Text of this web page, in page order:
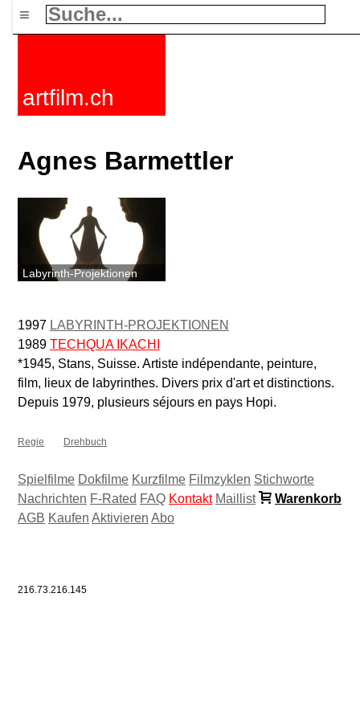
≡
artfilm.ch
Agnes Barmettler
Labyrinth-Projektionen
1997 LABYRINTH-PROJEKTIONEN
1989 TECHQUA IKACHI
*1945, Stans, Suisse. Artiste indépendante, peinture,
film, lieux de labyrinthes. Divers prix d'art et distinctions.
Depuis 1979, plusieurs séjours en pays Hopi.
Regie Drehbuch
Spielfilme Dokfilme Kurzfilme Filmzyklen Stichworte
Nachrichten F-Rated FAQ Kontakt Maillist
Warenkorb
AGB Kaufen Aktivieren Abo
216.73.216.145